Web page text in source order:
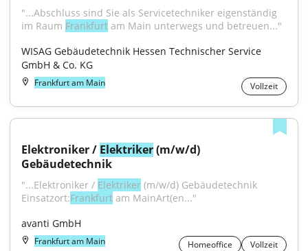
"...Abschluss sind Sie als Servicetechniker eigenständig
im Raum Frankfurt am Main unterwegs und betreuen..."
WISAG Gebäudetechnik Hessen Technischer Service
GmbH & Co. KG
Frankfurt am Main Vollzeit
Elektroniker / Elektriker (m/w/d)
Gebäudetechnik
"...Elektroniker / Elektriker (m/w/d) Gebäudetechnik
Einsatzort:Frankfurt am MainArt(en..."
avanti GmbH
Frankfurt am Main Homeoffice
Vollzeit